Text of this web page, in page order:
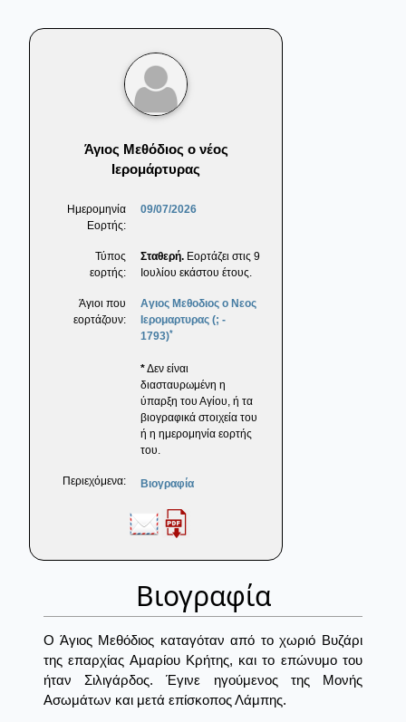
Άγιος Μεθόδιος ο νέος
Ιερομάρτυρας
Ημερομηνία
Εορτής:
09/07/2026
Τύπος
εορτής:
Σταθερή. Εορτάζει στις 9
Ιουλίου εκάστου έτους.
Άγιοι που
εορτάζουν:
Αγιος Μεθοδιος ο Νεος
Ιερομαρτυρας (; -
1793)*
*Δεν είναι
διασταυρωμένη η
ύπαρξη του Αγίου, ή τα
βιογραφικά στοιχεία του
ή η ημερομηνία εορτής
του.
Περιεχόμενα: Βιογραφία
Βιογραφία
Ο Άγιος Μεθόδιος καταγόταν από το χωριό Βυζάρι
της επαρχίας Αμαρίου Κρήτης, και το επώνυμο του
ήταν Σιλιγάρδος. Έγινε ηγούμενος της Μονής
Ασωμάτων και μετά επίσκοπος Λάμπης.